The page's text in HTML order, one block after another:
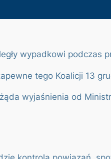
wypadkowi
tego Koalicji 13
wyjaśnienia od